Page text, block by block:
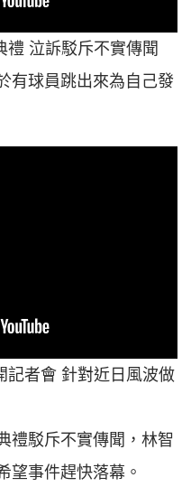
禮 泣訴駁斥不實傳聞
有球員跳出來為自己發
記者會 針對近日風波做
禮駁斥不實傳聞，林智
望事件趕快落幕。